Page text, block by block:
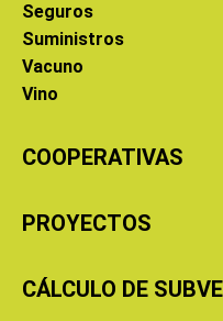
Seguros
Suministros
Vacuno
Vino
COOPERATIVAS
PROYECTOS
CÁLCULO DE